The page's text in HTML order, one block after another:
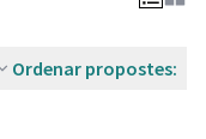
Ordenar propostes: